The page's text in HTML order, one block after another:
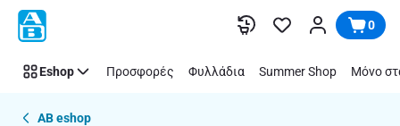
Παράλειψη 0
Eshop Προσφορές Φυλλάδια Summer Shop Μόνο
AB eshop